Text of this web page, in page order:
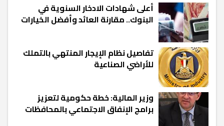
أعلى شهادات الادخار السنوية في
البنوك.. مقارنة العائد وأفضل الخيارات
تفاصيل نظام الإيجار المنتهي بالتملك
للأراضي الصناعية
وزير المالية: خطة حكومية لتعزيز
برامج الإنفاق الاجتماعي بالمحافظات